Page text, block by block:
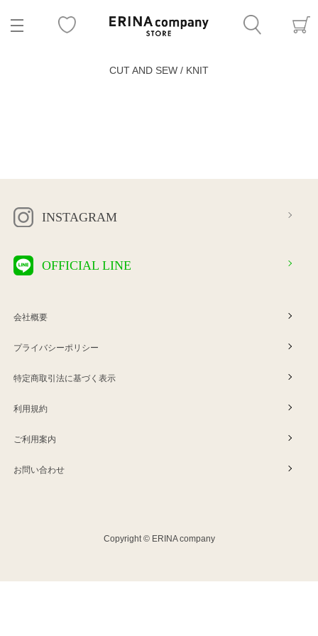
CUT AND SEW / KNIT
INSTAGRAM
OFFICIAL LINE
会社概要
プライバシーポリシー
特定商取引法に基づく表示
利用規約
ご利用案内
お問い合わせ
Copyright © ERINA company